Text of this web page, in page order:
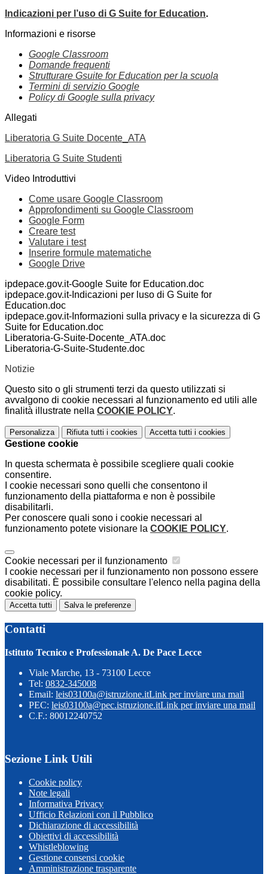
Indicazioni per l’uso di G Suite for Education.
Informazioni e risorse
Google Classroom
Domande frequenti
Strutturare Gsuite for Education per la scuola
Termini di servizio Google
Policy di Google sulla privacy
Allegati
Liberatoria G Suite Docente_ATA
Liberatoria G Suite Studenti
Video Introduttivi
Come usare Google Classroom
Approfondimenti su Google Classroom
Google Form
Creare test
Valutare i test
Inserire formule matematiche
Google Drive
ipdepace.gov.it-Google Suite for Education.doc
ipdepace.gov.it-Indicazioni per luso di G Suite for
Education.doc
ipdepace.gov.it-Informazioni sulla privacy e la sicurezza di G
Suite for Education.doc
Liberatoria-G-Suite-Docente_ATA.doc
Liberatoria-G-Suite-Studente.doc
Notizie
Questo sito o gli strumenti terzi da questo utilizzati si
avvalgono di cookie necessari al funzionamento ed utili alle
finalità illustrate nella COOKIE POLICY.
Personalizza Rifiuta tutti i cookies Accetta tutti i cookies
Gestione cookie
In questa schermata è possibile scegliere quali cookie
consentire.
I cookie necessari sono quelli che consentono il
funzionamento della piattaforma e non è possibile
disabilitarli.
Per conoscere quali sono i cookie necessari al
funzionamento potete visionare la COOKIE POLICY.
Cookie necessari per il funzionamento
I cookie necessari per il funzionamento non possono essere
disabilitati. È possibile consultare l'elenco nella pagina della
cookie policy.
Accetta tutti Salva le preferenze
Contatti
Istituto Tecnico e Professionale A. De Pace Lecce
Viale Marche, 13 - 73100 Lecce
Tel: 0832-345008
Email: leis03100a@istruzione.itLink per inviare una mail
PEC: leis03100a@pec.istruzione.itLink per inviare una mail
C.F.: 80012240752
Sezione Link Utili
Cookie policy
Note legali
Informativa Privacy
Ufficio Relazioni con il Pubblico
Dichiarazione di accessibilità
Obiettivi di accessibilità
Whistleblowing
Gestione consensi cookie
Amministrazione trasparente